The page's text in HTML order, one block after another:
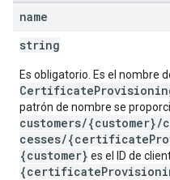
name
string
Es obligatorio. Es el nombre
patrón de nombre se
customers/
cesses/
{customer} es el ID de